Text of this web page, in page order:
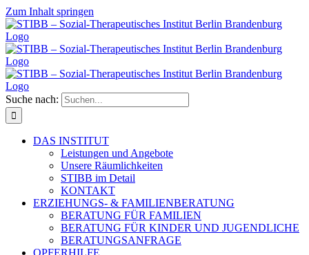
Zum Inhalt springen
Suche nach:
DAS INSTITUT
Leistungen und Angebote
Unsere Räumlichkeiten
STIBB im Detail
KONTAKT
ERZIEHUNGS- & FAMILIENBERATUNG
BERATUNG FÜR FAMILIEN
BERATUNG FÜR KINDER UND JUGENDLICHE
BERATUNGSANFRAGE
OPFERHILFE